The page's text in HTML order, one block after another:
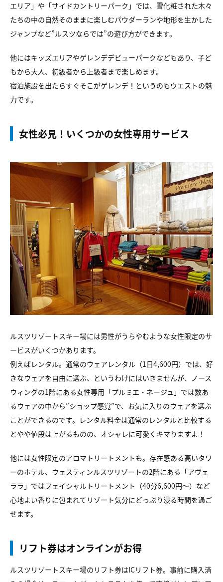
エリア」や「サイドカントリーパーク」では、雪化粧された木々
たちの中の自然そのままに楽しむパウダーランや地形を生かした
ジャンプなど”ルスツならでは”の遊び方ができます。
他にはキッズエリアやゲレンデデビューパークなどもあり、子ど
もから大人、初級者から上級者まで楽しめます。
宿泊施設を出たらすぐそこがゲレンデ！というのもウエストの魅
力です。
女性必見！いくつかの女性専用サービス
ルスツリゾートスキー場には男性がうらやむような女性限定のサ
ービスがいくつかあります。
例えばレンタル。通常のウェアレンタル（1日4,600円）では、好
きなウェアを自由に選ぶ、というわけにはいきませんが、ノース
ウィングの1階にある女性専用「プルミエ・ネージュ」では数あ
るウェアの中から”ショップ感覚”で、お気に入りのウェアを選ぶ
ことができるのです。レンタル料金は通常のレンタルと比較する
とやや値段は上がるものの、オシャレに可愛くキマりますよ！
他には女性限定のアロマトリートメントも。存在感ある高いタワ
ーのホテル、ウェスティンルスツリゾートの2階にある「アヴェ
ララ」ではフェイシャルトリートメント（40分6,600円〜）など
心地よい香りに包まれてリゾート気分にどっぷり浸る時間を過ご
せます。
リフト券はオンラインがお得
ルスツリゾートスキー場のリフト券はICリフト券。事前に購入済